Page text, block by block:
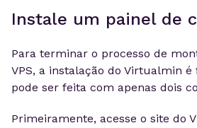
Instale um painel de
Para terminar o processo de
VPS, a instalação do Virtualmin é
pode ser feita com apenas dois
Primeiramente, acesse o site do